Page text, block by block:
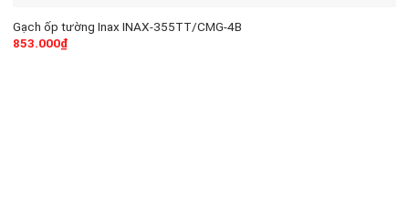
Gạch ốp tường Inax INAX-355TT/CMG-4B
853.000₫